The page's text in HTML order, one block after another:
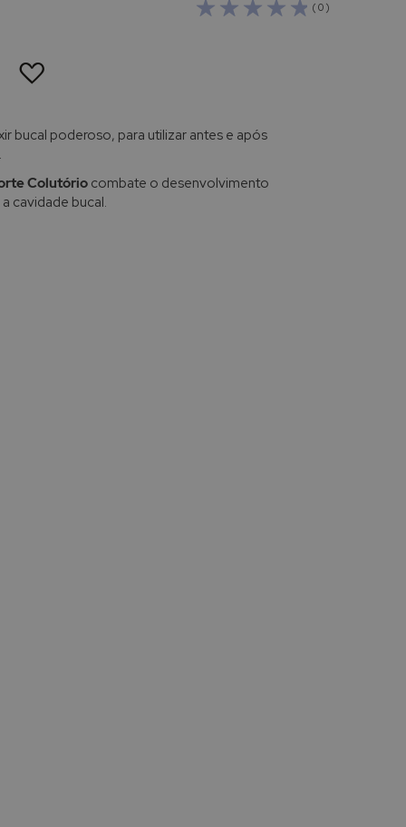
( 0 )
LISTA
bucal poderoso, para utilizar antes e após
Colutóriocombate o desenvolvimento
cavidade bucal.